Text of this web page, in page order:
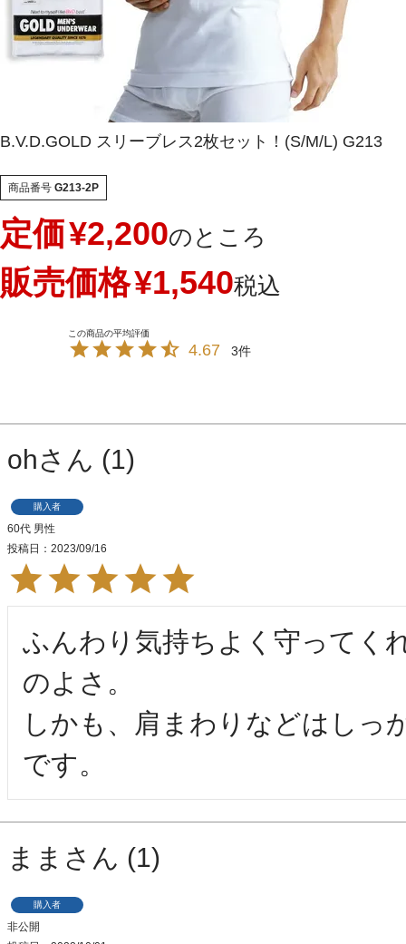
B.V.D.GOLD スリーブレス2枚セット！(S/M/L) G213
商品番号 G213-2P
定価¥2,200のところ
販売価格¥1,540税込
4.67 3
oh 1
購入者
60代 男性
投稿日
2023/09/16
ふんわり気持ちよく守ってく
のよさ。
しかも、肩まわりなどはしっ
です。
まま 1
購入者
非公開